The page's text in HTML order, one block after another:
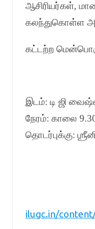
ஆசிரியர்கள்,
கலந்துகொள்ள
கட்டற்ற
இடம்: டி ஜி
நேரம்: காலை
தொடர்புக்கு:
ilugc.in/